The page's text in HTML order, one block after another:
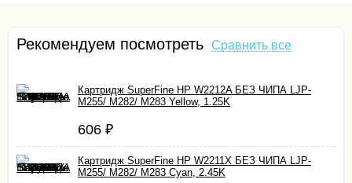
Рекомендуем посмотреть Сравнить все
Картридж SuperFine HP W2212A БЕЗ ЧИПА LJP-
M255/ M282/ M283 Yellow, 1.25K
606 ₽
Картридж SuperFine HP W2211X БЕЗ ЧИПА LJP-
M255/ M282/ M283 Cyan, 2.45K